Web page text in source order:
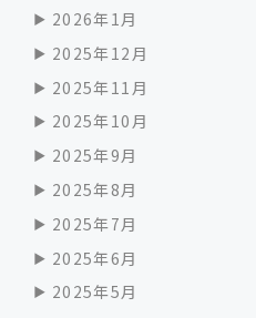
2026年1月
2025年12月
2025年11月
2025年10月
2025年9月
2025年8月
2025年7月
2025年6月
2025年5月